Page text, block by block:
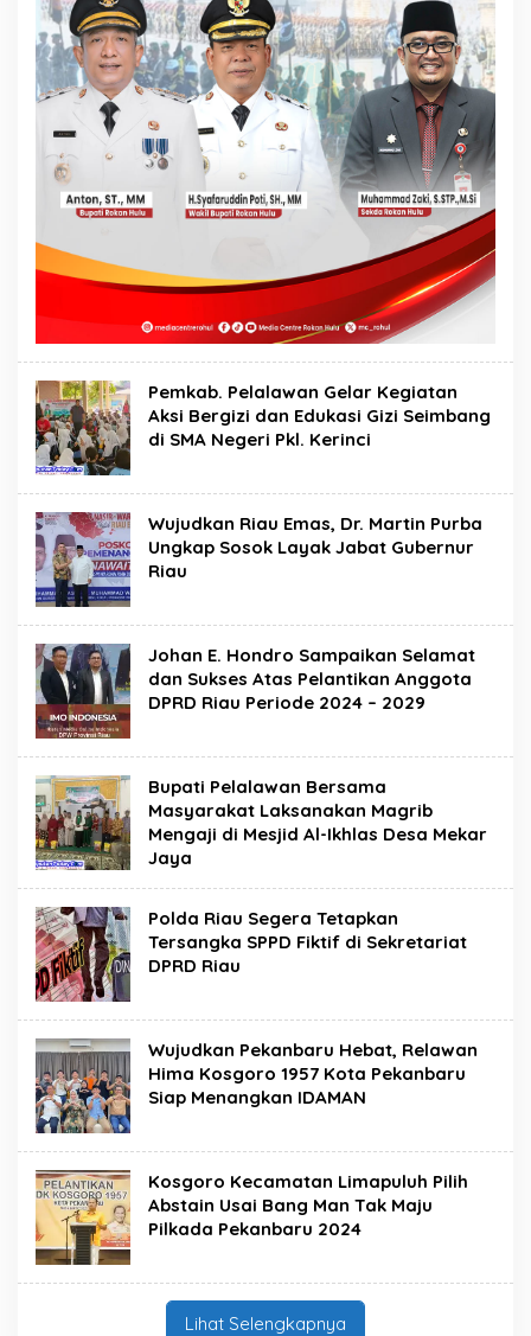
Pemkab. Pelalawan Gelar Kegiatan
Aksi Bergizi dan Edukasi Gizi Seimbang
di SMA Negeri Pkl. Kerinci
Wujudkan Riau Emas, Dr. Martin Purba
Ungkap Sosok Layak Jabat Gubernur
Riau
Johan E. Hondro Sampaikan Selamat
dan Sukses Atas Pelantikan Anggota
DPRD Riau Periode 2024 – 2029
Bupati Pelalawan Bersama
Masyarakat Laksanakan Magrib
Mengaji di Mesjid Al-Ikhlas Desa Mekar
Jaya
Polda Riau Segera Tetapkan
Tersangka SPPD Fiktif di Sekretariat
DPRD Riau
Wujudkan Pekanbaru Hebat, Relawan
Hima Kosgoro 1957 Kota Pekanbaru
Siap Menangkan IDAMAN
Kosgoro Kecamatan Limapuluh Pilih
Abstain Usai Bang Man Tak Maju
Pilkada Pekanbaru 2024
Lihat Selengkapnya